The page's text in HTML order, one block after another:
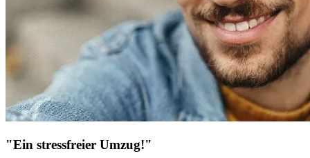
"Ein stressfreier Umzug!"